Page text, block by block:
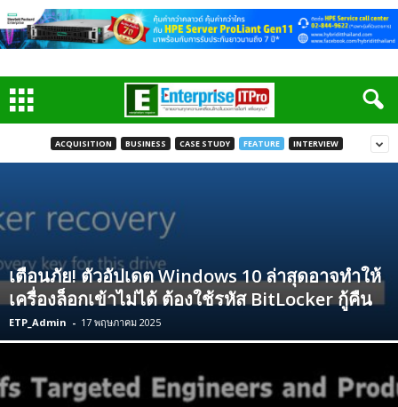
ACQUISITION BUSINESS CASE STUDY FEATURE INTERVIEW
เตือนภัย! ตัวอัปเดต Windows 10 ล่าสุดอาจทำให้
เครื่องล็อกเข้าไม่ได้ ต้องใช้รหัส BitLocker กู้คืน
ETP_Admin - 17 พฤษภาคม 2025